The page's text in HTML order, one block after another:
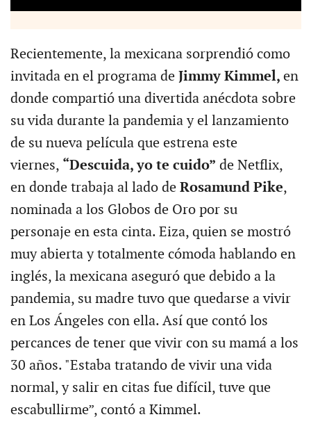
Recientemente, la mexicana sorprendió como
invitada en el programa de Jimmy Kimmel, en
donde compartió una divertida anécdota sobre
su vida durante la pandemia y el lanzamiento
de su nueva película que estrena este
viernes, “Descuida, yo te cuido” de Netflix,
en donde trabaja al lado de Rosamund Pike,
nominada a los Globos de Oro por su
personaje en esta cinta. Eiza, quien se mostró
muy abierta y totalmente cómoda hablando en
inglés, la mexicana aseguró que debido a la
pandemia, su madre tuvo que quedarse a vivir
en Los Ángeles con ella. Así que contó los
percances de tener que vivir con su mamá a los
30 años. "Estaba tratando de vivir una vida
normal, y salir en citas fue difícil, tuve que
escabullirme”, contó a Kimmel.